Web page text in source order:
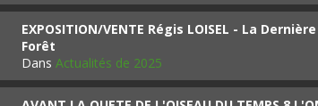
EXPOSITION/VENTE Régis LOISEL - La
Forêt
Dans Actualités de 2025